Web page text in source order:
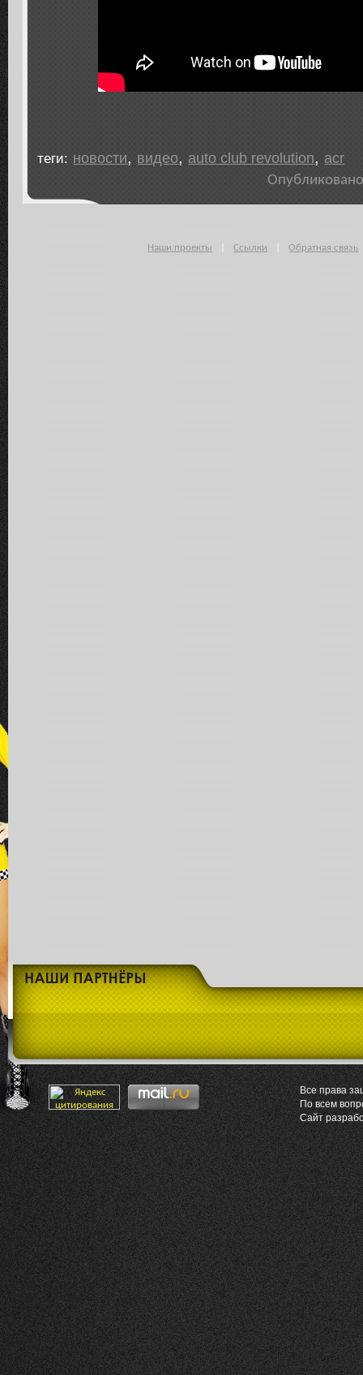
теги: новости, видео,auto club revolution,acr
Наши проекты Ссылки Обратная связь
Все права
По всем
Сайт